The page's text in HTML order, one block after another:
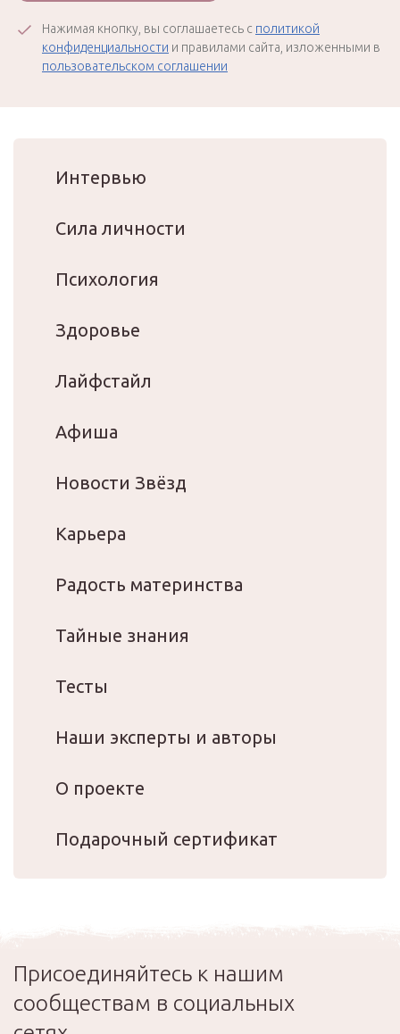
Нажимая кнопку, вы соглашаетесь с политикой
конфиденциальности и правилами сайта, изложенными в
пользовательском соглашении
Интервью
Сила личности
Психология
Здоровье
Лайфстайл
Афиша
Новости Звёзд
Карьера
Радость материнства
Тайные знания
Тесты
Наши эксперты и авторы
О проекте
Подарочный сертификат
Присоединяйтесь к нашим
сообществам в социальных